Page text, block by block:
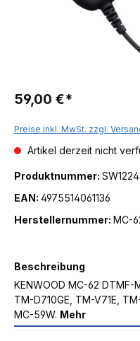
59,00 €*
Preise inkl. MwSt. zzgl.
Artikel derzeit nicht
Produktnummer:
EAN: 4975514061136
Herstellernummer: MC-
Beschreibung
KENWOOD MC-62
TM-D710GE, TM-V71E,
MC-59W. Mehr